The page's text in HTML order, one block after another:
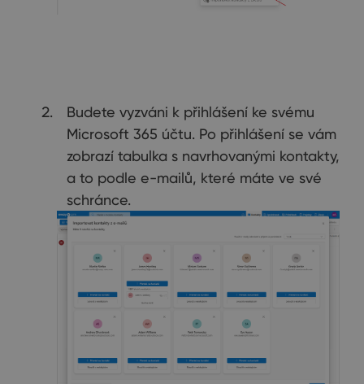
Budete vyzváni k přihlášení ke svému
Microsoft 365 účtu. Po přihlášení se vám
zobrazí tabulka s navrhovanými kontakty,
a to podle e-mailů, které máte ve své
schránce.